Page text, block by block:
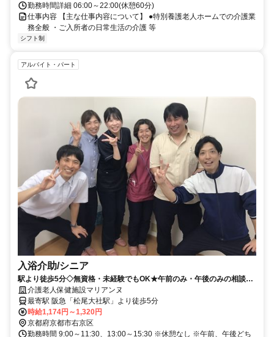
勤務時間詳細 06:00～22:00(休憩60分)
仕事内容 【主な仕事内容について】 ●特別養護老人ホームでの介護業
務全般 ・ご入所者の日常生活の介護 等
シフト制
アルバイト・パート
入浴介助/シニア
駅より徒歩5分◇無資格・未経験でもOK★午前のみ・午後のみの相談
OK◎Wワークも可能！【京都市右京区、松尾大社駅、老健、入浴介助
（シニア）、日勤パート】
介護老人保健施設マリアンヌ
最寄駅 阪急「松尾大社駅」より徒歩5分
時給1,174円～1,320円
京都府京都市右京区
勤務時間 9:00～11:30、13:00～15:30 ※休憩なし ※午前、午後どち